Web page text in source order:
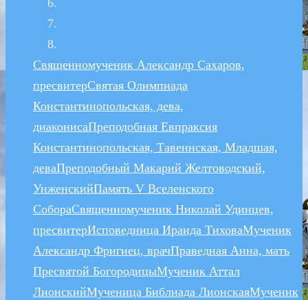
Священномученик Александр Сахаров,
пресвитерСвятая Олимпиада
Константинопольская, дева,
диаконисаПреподобная Евпраксия
Константинопольская, Тавеннская, Младшая,
деваПреподобный Макарий Желтоводский,
УнженскийПамять V Вселенского
СобораСвященномученик Николай Удинцев,
пресвитерИсповедница Ираида ТиховаМученик
Александр Фригиец, врачПраведная Анна, мать
Пресвятой БогородицыМученик Аттал
ЛионскийМученица Библиада ЛионскаяМученик